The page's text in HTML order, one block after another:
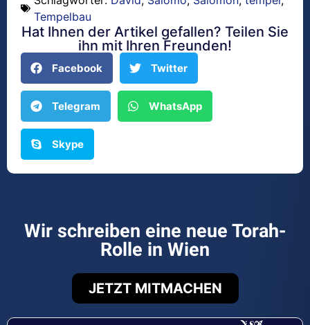
Tempelbau
Hat Ihnen der Artikel gefallen? Teilen Sie
ihn mit Ihren Freunden!
Facebook Twitter
Telegram WhatsApp
Skype
Wir schreiben eine neue Torah-
Rolle in Wien
JETZT MITMACHEN